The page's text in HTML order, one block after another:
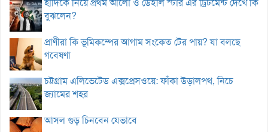
হাদিকে নিয়ে প্রথম আলো ও ডেইলি স্টার এর ট্রিটমেন্ট দেখে কি
বুঝলেন?
প্রাণীরা কি ভূমিকম্পের আগাম সংকেত টের পায়? যা বলছে
গবেষণা
চট্টগ্রাম এলিভেটেড এক্সপ্রেসওয়ে: ফাঁকা উড়ালপথ, নিচে
জ্যামের শহর
আসল গুড় চিনবেন যেভাবে